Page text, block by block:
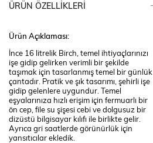
ÜRÜN ÖZELLIKLERI
Ürün Açıklaması:
İnce 16 litrelik Birch, temel ihtiyaçlarınızı
işe gidip gelirken verimli bir şekilde
taşımak için tasarlanmış temel bir günlük
çantadır. Pratik ve şık tasarımı, şehirli işe
gidip gelenlere uygundur. Temel
eşyalarınıza hızlı erişim için fermuarlı bir
ön cep, file su şişesi cebi ve dolgusuz bir
dizüstü bilgisayar kılıfı ile birlikte gelir.
Ayrıca gri saatlerde görünürlük için
yansıtıcılar ekledik.